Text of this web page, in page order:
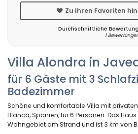
Villa Alondra in
für 6 Gäste mit 3
Badezimmer
Schöne und komfortable Villa mit
Blanca, Spanien, für 6 Personen. Das
Wohngebiet am Strand und ist 3 km von
Zu Ihren Favoriten
Durchschnittliche Bewertung
1